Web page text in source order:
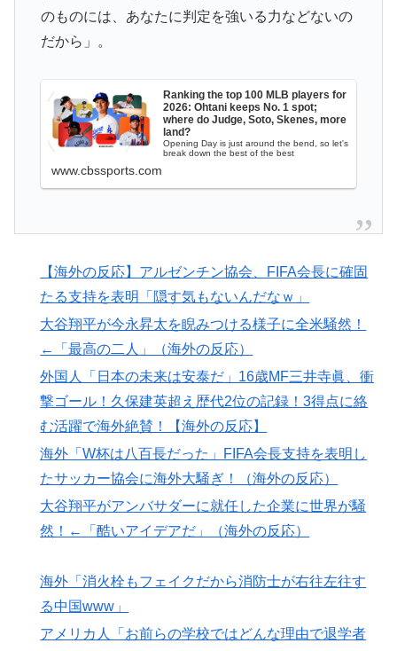
▶ 若いカバがワニを枕にしてしまうまさかの瞬間！！
▶ イチローさん「僕は本を読まない。好きなアニメはドラ
アメリカ人「お前らの学校ではどんな理由で退学者が出
た？？」
韓国人「東京とソウルの宿泊費や交通費を徹底比較した
結果判明した驚きの物価事情がこちらです」→「こんな
に物価差があるの？‥」
のものには、あなたに判定を強いる力などないの
だから」。
Ranking the top 100 MLB players for
2026: Ohtani keeps No. 1 spot;
where do Judge, Soto, Skenes, more
land?
Opening Day is just around the bend, so let's
break down the best of the best
www.cbssports.com
【海外の反応】アルゼンチン協会、FIFA会長に確固
たる支持を表明「隠す気もないんだなｗ」
大谷翔平が今永昇太を睨みつける様子に全米騒然！
←「最高の二人」（海外の反応）
外国人「日本の未来は安泰だ」16歳MF三井寺眞、衝
撃ゴール！久保建英超え歴代2位の記録！3得点に絡
む活躍で海外絶賛！【海外の反応】
海外「W杯は八百長だった」FIFA会長支持を表明し
たサッカー協会に海外大騒ぎ！（海外の反応）
大谷翔平がアンバサダーに就任した企業に世界が騒
然！←「酷いアイデアだ」（海外の反応）
海外「消火栓もフェイクだから消防士が右往左往す
る中国www」
アメリカ人「お前らの学校ではどんな理由で退学者